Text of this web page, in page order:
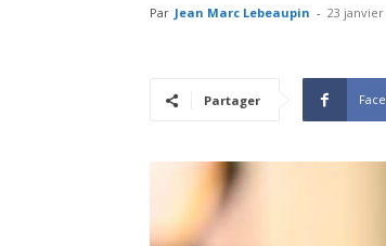
Par Jean Marc Lebeaupin - 23 janvier
Partager